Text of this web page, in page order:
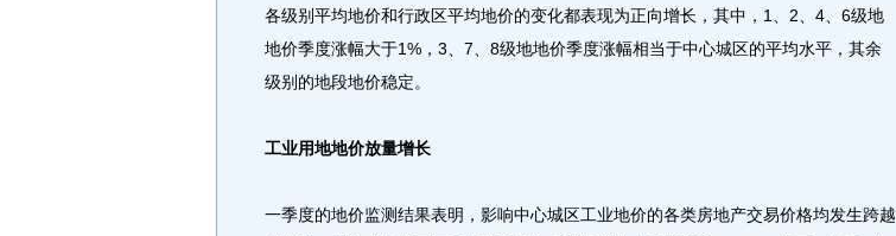
各级别平均地价和行政区平均地价的变化都表现为正向增长，其中，1、2、4、6级地
地价季度涨幅大于1%，3、7、8级地地价季度涨幅相当于中心城区的平均水平，其余
级别的地段地价稳定。
工业用地地价放量增长
一季度的地价监测结果表明，影响中心城区工业地价的各类房地产交易价格均发生跨越